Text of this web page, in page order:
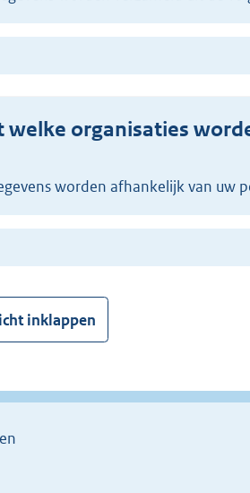
welke organisaties
worden afhankelijk van
inklappen